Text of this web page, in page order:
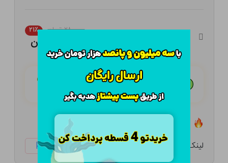
۲۸۰,۰۰۰ تومان ۲۱٪
هـر قسط با تــرب‌پــی:
۴ قسط مــاهـانـه؛ بـدون سـود، چـک و ضـامـن
لینک کوتاه: ketabtala.com/sbp-57443